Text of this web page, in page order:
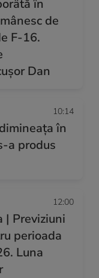
în
de
F-16.
Dan
10:14
în
a produs
12:00
| Previziuni
perioada
Luna